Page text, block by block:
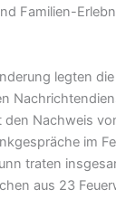
Familien-
legten
Nachweis
im
traten
aus 23